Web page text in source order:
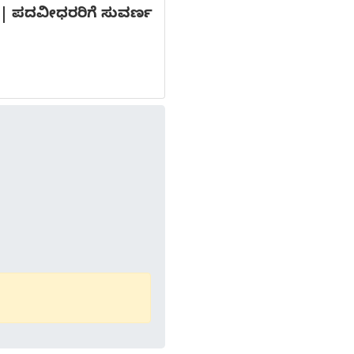
| ಪದವೀಧರರಿಗೆ ಸುವರ್ಣ